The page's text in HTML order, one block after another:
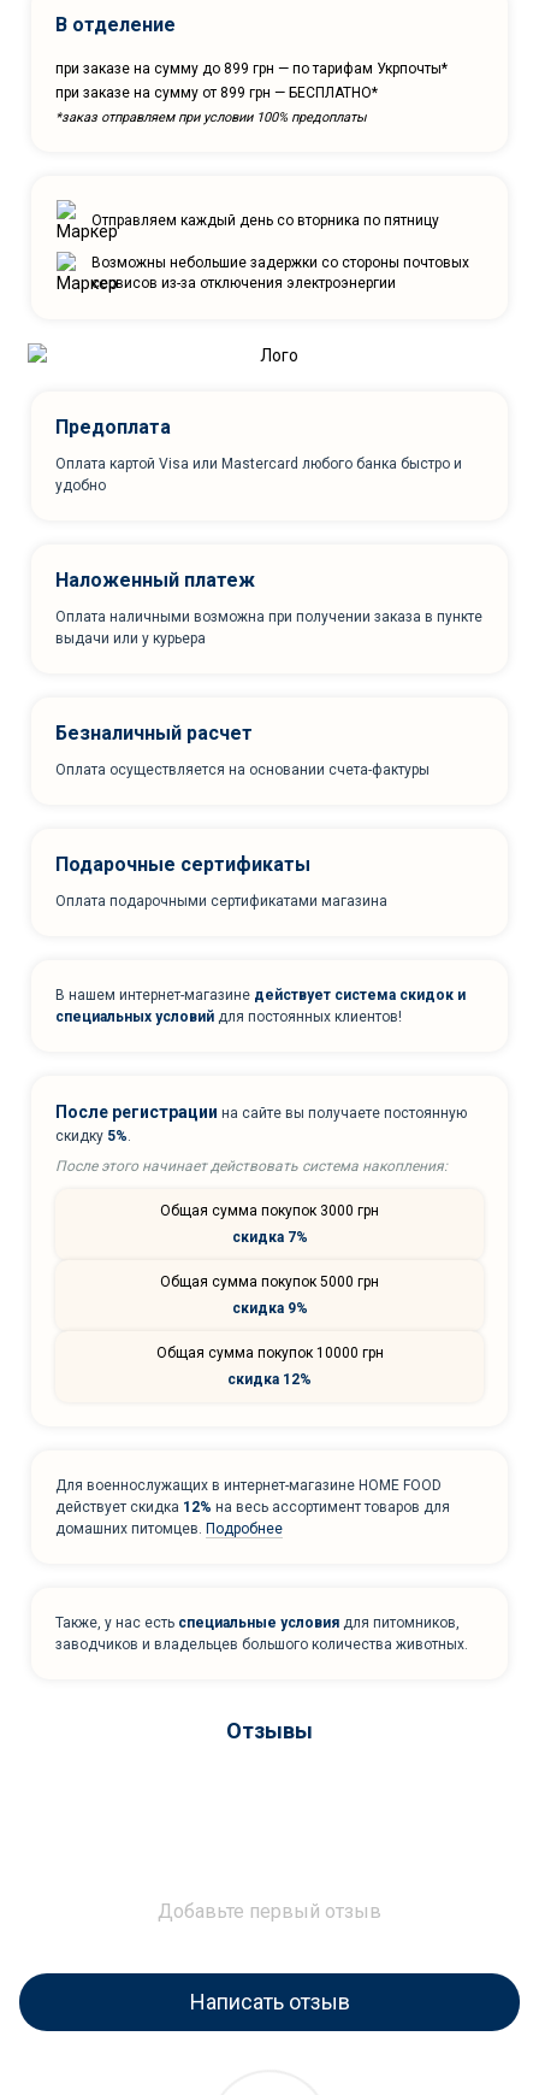
В отделение
при заказе на сумму до 899 грн — по тарифам Укрпочты*
при заказе на сумму от 899 грн — БЕСПЛАТНО*
*заказ отправляем при условии 100% предоплаты
Отправляем каждый день со вторника по пятницу
Возможны небольшие задержки со стороны почтовых
сервисов из-за отключения электроэнергии
Предоплата
Оплата картой Visa или Mastercard любого банка быстро и
удобно
Наложенный платеж
Оплата наличными возможна при получении заказа в пункте
выдачи или у курьера
Безналичный расчет
Оплата осуществляется на основании счета-фактуры
Подарочные сертификаты
Оплата подарочными сертификатами магазина
В нашем интернет-магазине действует система скидок и
специальных условий для постоянных клиентов!
После регистрации на сайте вы получаете постоянную
скидку 5%
После этого начинает действовать система накопления:
Общая сумма покупок 3000 грн
скидка 7%
Общая сумма покупок 5000 грн
скидка 9%
Общая сумма покупок 10000 грн
скидка 12%
Для военнослужащих в интернет-магазине HOME FOOD
действует скидка 12% на весь ассортимент товаров для
домашних питомцев. Подробнее
Также, у нас есть специальные условия для питомников,
заводчиков и владельцев большого количества животных.
Отзывы
Добавьте первый отзыв
Написать отзыв